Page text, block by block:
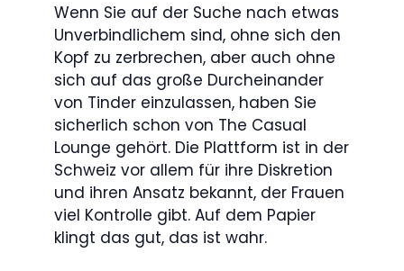
Wenn Sie auf der Suche nach etwas
Unverbindlichem sind, ohne sich den
Kopf zu zerbrechen, aber auch ohne
sich auf das große Durcheinander
von Tinder einzulassen, haben Sie
sicherlich schon von The Casual
Lounge gehört. Die Plattform ist in der
Schweiz vor allem für ihre Diskretion
und ihren Ansatz bekannt, der Frauen
viel Kontrolle gibt. Auf dem Papier
klingt das gut, das ist wahr.